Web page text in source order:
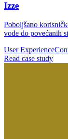
Izze
Poboljšano
vode do povećanih
User Experience
Read case study